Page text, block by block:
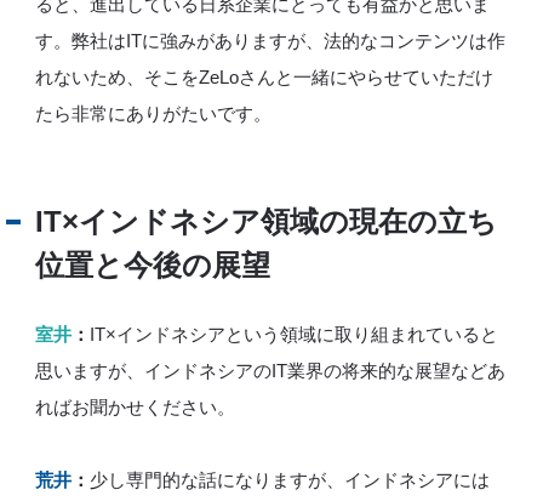
す。弊社はITに強みがありますが、法的なコンテンツは作
れないため、そこをZeLoさんと一緒にやらせていただけ
たら非常にありがたいです。
IT×インドネシア領域の現在の立ち
位置と今後の展望
室井 ： IT×インドネシアという領域に取り組まれていると
思いますが、インドネシアのIT業界の将来的な展望などあ
ればお聞かせください。
荒井 ： 少し専門的な話になりますが、インドネシアには